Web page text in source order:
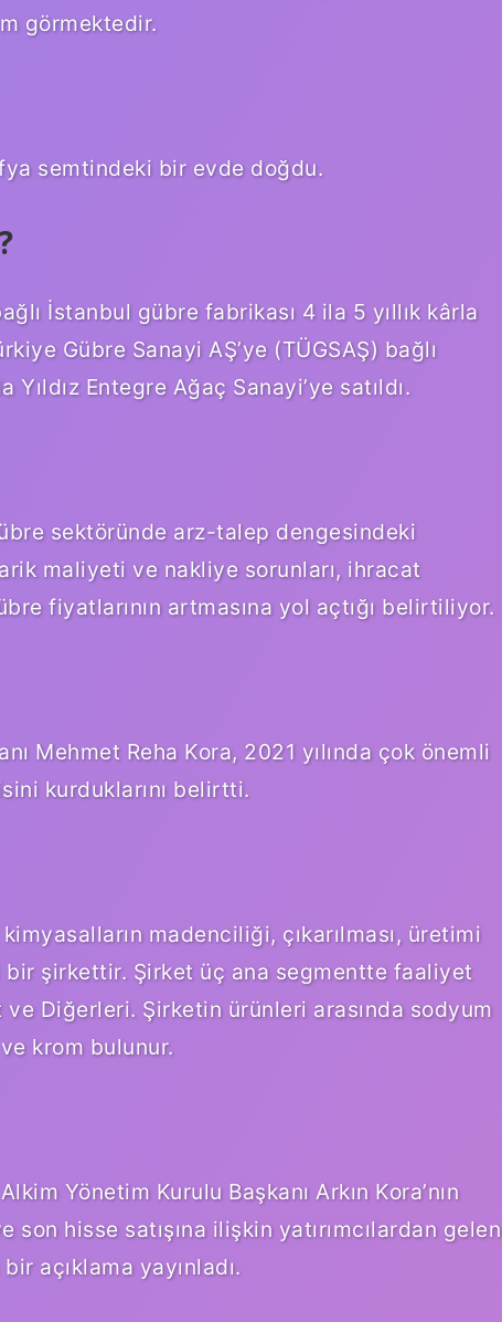
görmektedir.
semtindeki bir evde doğdu.
İstanbul gübre fabrikası 4 ila 5 yıllık kârla
Gübre Sanayi AŞ’ye (TÜGSAŞ) bağlı
Entegre Ağaç Sanayi’ye satıldı.
sektöründe arz-talep dengesindeki
maliyeti ve nakliye sorunları, ihracat
fiyatlarının artmasına yol açtığı belirtiliyor.
Mehmet Reha Kora, 2021 yılında çok önemli
kurduklarını belirtti.
madenciliği, çıkarılması, üretimi
bir şirkettir. Şirket üç ana segmentte faaliyet
Diğerleri. Şirketin ürünleri arasında sodyum
krom bulunur.
Yönetim Kurulu Başkanı Arkın Kora’nın
son hisse satışına ilişkin yatırımcılardan gelen
açıklama yayınladı.